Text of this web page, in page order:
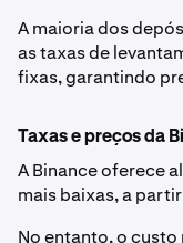
A maioria dos
as taxas de
fixas, garantindo
Taxas e preços da
A Binance oferece
mais baixas, a
No entanto, o